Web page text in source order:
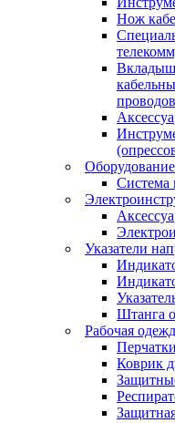
Нож
Вкладыш
Система
Указатели
Штанга
Рабочая
Коврик